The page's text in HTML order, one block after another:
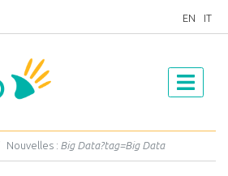
EN IT
Nouvelles : Big Data?tag=Big Data